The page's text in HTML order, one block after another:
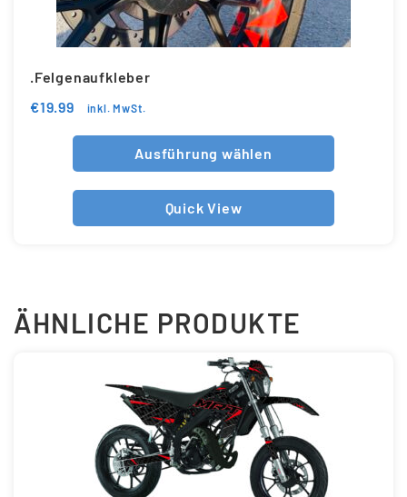
.Felgenaufkleber
€19.99 inkl. MwSt.
Ausführung wählen
Quick View
ÄHNLICHE PRODUKTE